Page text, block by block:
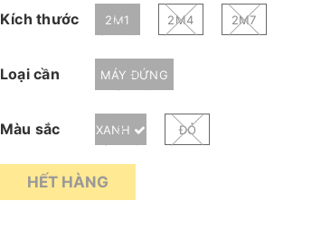
Kích thước 2M1 2M4 2M7
Loại cần MÁY ĐỨNG
Màu sắc XANH ĐỎ
HẾT HÀNG